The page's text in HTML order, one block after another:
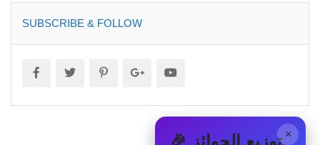
SUBSCRIBE & FOLLOW
× 🎉 توزيع الجوائز